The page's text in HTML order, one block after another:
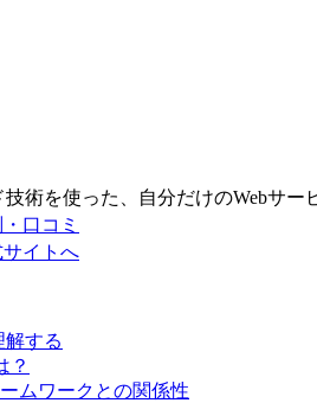
術を使った、自分だけのWebサ
口コミ
イトへ
解する
？
ムワークとの関係性